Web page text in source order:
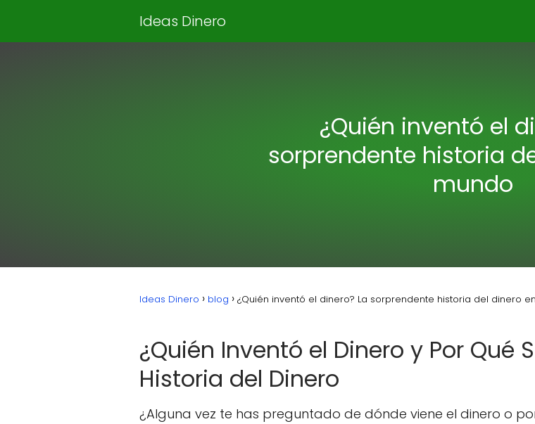
Ideas Dinero
¿Quién inventó el
sorprendente historia
mundo
Ideas Dinero blog ¿Quién inventó el dinero? La sorprendente historia del dinero
¿Quién Inventó el Dinero y Por Qué
Historia del Dinero
¿Alguna vez te has preguntado de dónde viene el dinero o